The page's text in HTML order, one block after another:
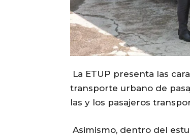
La ETUP presenta las
transporte urbano de
las y los pasajeros
Asimismo, dentro del